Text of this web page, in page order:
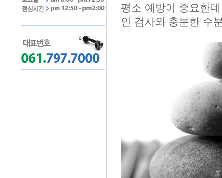
평소 예방이 중요한
인 검사와 충분한 수